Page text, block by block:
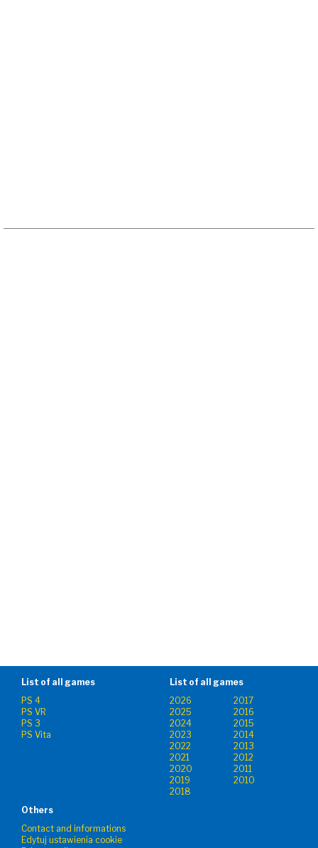
List of all games
PS 4
PS VR
PS 3
PS Vita
List of all games
2026
2017
2025
2016
2024
2015
2023
2014
2022
2013
2021
2012
2020
2011
2019
2010
2018
Others
Contact and informations
Edytuj ustawienia cookie